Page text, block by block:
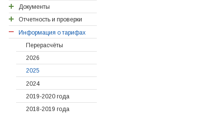
моста
Контактная информация
Правление ТСЖ
Персонал ТСЖ
Ревизионная комиссия
Счетная комиссия
Важные адреса
Детские сады
Поликлинника
Документы новоселам
Документы
Договора действующие
Договора архивные/
исполненные
Общие собрания
2026
2024
2023
Предыдущие года
Собрания правления
Уставные документы
Расчеты с поставщиками
2020
Судебные решения
Отчетность и проверки
Годовые отчеты
Отчеты ревизионной
комиссии
Сметы затрат
Проверки ТСЖ
Информация о тарифах
Перерасчёты
2026
2025
2024
2019-2020 года
2018-2019 года